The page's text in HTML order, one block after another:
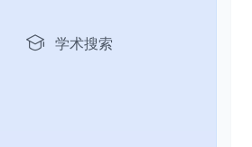
学术搜索